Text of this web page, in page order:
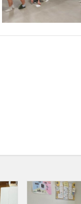
Dūžtančių